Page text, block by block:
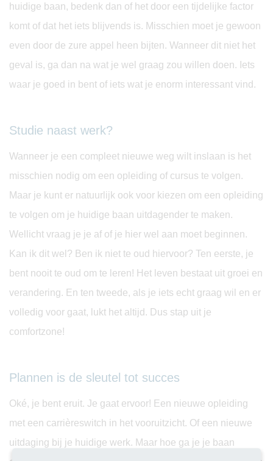
huidige baan, bedenk dan of het door een tijdelijke factor
komt of dat het iets blijvends is. Misschien moet je gewoon
even door de zure appel heen bijten. Wanneer dit niet het
geval is, ga dan na wat je wel graag zou willen doen. Iets
waar je goed in bent of iets wat je enorm interessant vind.
Studie naast werk?
Wanneer je een compleet nieuwe weg wilt inslaan is het
misschien nodig om een opleiding of cursus te volgen.
Maar je kunt er natuurlijk ook voor kiezen om een opleiding
te volgen om je huidige baan uitdagender te maken.
Wellicht vraag je je af of je hier wel aan moet beginnen.
Kan ik dit wel? Ben ik niet te oud hiervoor? Ten eerste, je
bent nooit te oud om te leren! Het leven bestaat uit groei en
verandering. En ten tweede, als je iets echt graag wil en er
volledig voor gaat, lukt het altijd. Dus stap uit je
comfortzone!
Plannen is de sleutel tot succes
Oké, je bent eruit. Je gaat ervoor! Een nieuwe opleiding
met een carrièreswitch in het vooruitzicht. Of een nieuwe
uitdaging bij je huidige werk. Maar hoe ga je je baan